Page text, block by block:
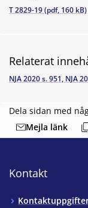
Dela sidan med
Mejla länk
T 2829-19 (pdf, 160 kB)
Relaterat
NJA 2020 s. 951, NJA
Kontakt